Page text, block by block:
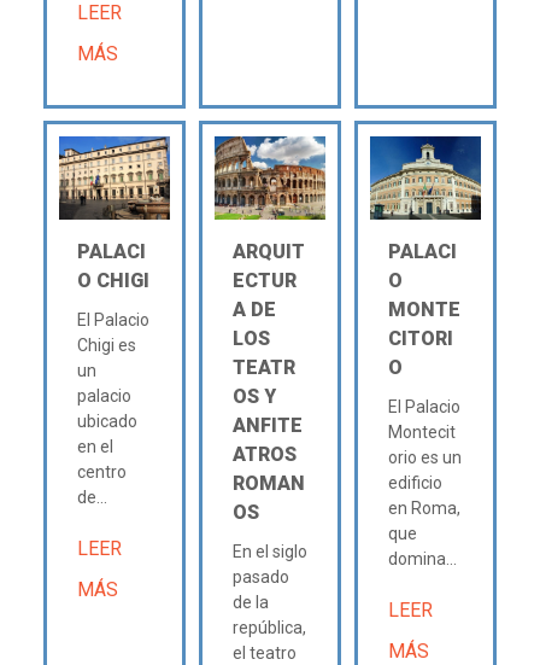
LEER
MÁS
PALACI
O CHIGI
El Palacio
Chigi es
un
palacio
ubicado
en el
centro
de...
LEER
MÁS
ARQUIT
ECTUR
A DE
LOS
TEATR
OS Y
ANFITE
ATROS
ROMAN
OS
En el siglo
pasado
de la
república,
el teatro
PALACI
O
MONTE
CITORI
O
El Palacio
Montecit
orio es un
edificio
en Roma,
que
domina...
LEER
MÁS